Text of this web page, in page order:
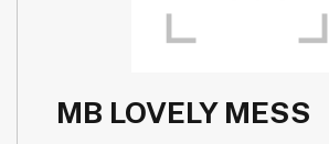
MB LOVELY MESS